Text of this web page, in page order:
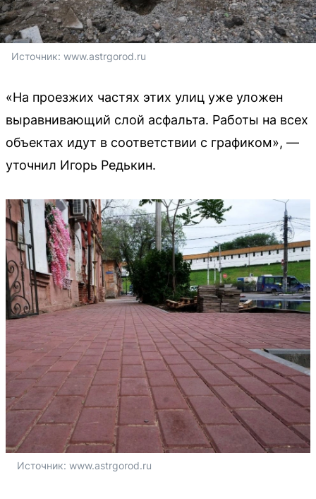
Источник: www.astrgorod.ru
«На проезжих частях этих улиц уже уложен
выравнивающий слой асфальта. Работы на всех
объектах идут в соответствии с графиком», —
уточнил Игорь Редькин.
Источник: www.astrgorod.ru